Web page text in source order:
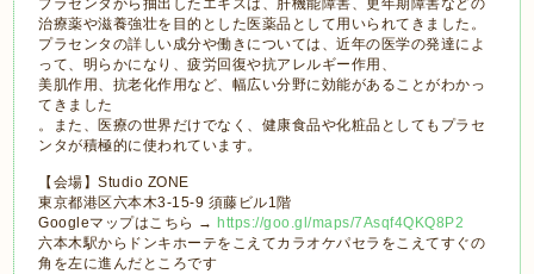
プラセンタから抽出したエキスは、肝機能障害、更年期障害などの
治療薬や滋養強壮を目的とした医薬品として用いられてきました。
プラセンタの詳しい成分や働きについては、近年の医学の発達によ
って、明らかになり、疲労回復や抗アレルギー作用、
美肌作用、抗老化作用など、幅広い分野に効能があることがわかっ
てきました
。また、医療の世界だけでなく、健康食品や化粧品としてもプラセ
ンタが積極的に使われています。
【会場】Studio ZONE
東京都港区六本木3-15-9 須藤ビル1階
Googleマップはこちら → https://goo.gl/maps/7Asqf4QKQ8P2
六本木駅からドンキホーテをこえてカラオケパセラをこえてすぐの
角を左に進んだところです